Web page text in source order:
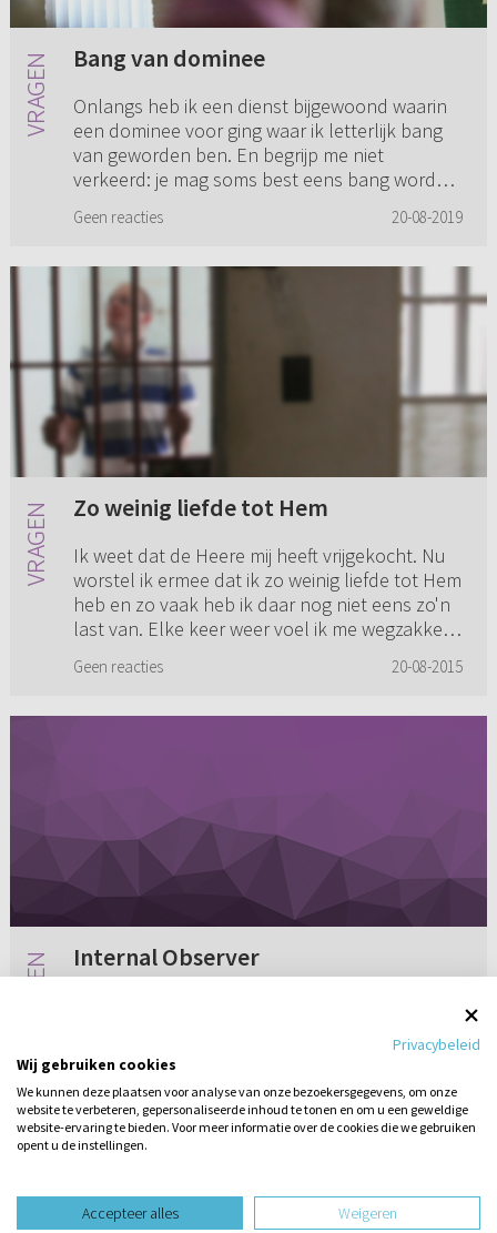
Bang van dominee
Onlangs heb ik een dienst bijgewoond waarin
een dominee voor ging waar ik letterlijk bang
van geworden ben. En begrijp me niet
verkeerd: je mag soms best eens bang worden
Geen reacties 20-08-2019
Zo weinig liefde tot Hem
Ik weet dat de Heere mij heeft vrijgekocht. Nu
worstel ik ermee dat ik zo weinig liefde tot Hem
heb en zo vaak heb ik daar nog niet eens zo'n
last van. Elke keer weer voel ik me wegzakken
Geen reacties 20-08-2015
Internal Observer
rond dwalen. Er zijn psychologen die adviseren
om je te trainen in het waarnemen ervan.
Ergens las ik het advies om je...
Geen reacties 20-08-2010
design website dooreen vraag
Privacybeleid
Wij gebruiken cookies
We kunnen deze plaatsen voor analyse van onze bezoekersgegevens, om onze
website te verbeteren, gepersonaliseerde inhoud te tonen en om u een geweldige
website-ervaring te bieden. Voor meer informatie over de cookies die we gebruiken
opent u de instellingen.
Accepteer alles Weigeren